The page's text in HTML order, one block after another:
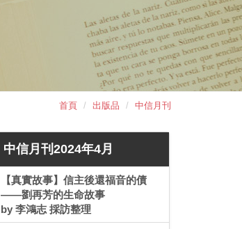
首頁 出版品 中信月刊
中信月刊2024年4月
【真實故事】信主後還福音的債
——劉再芳的生命故事
by 李鴻志 採訪整理